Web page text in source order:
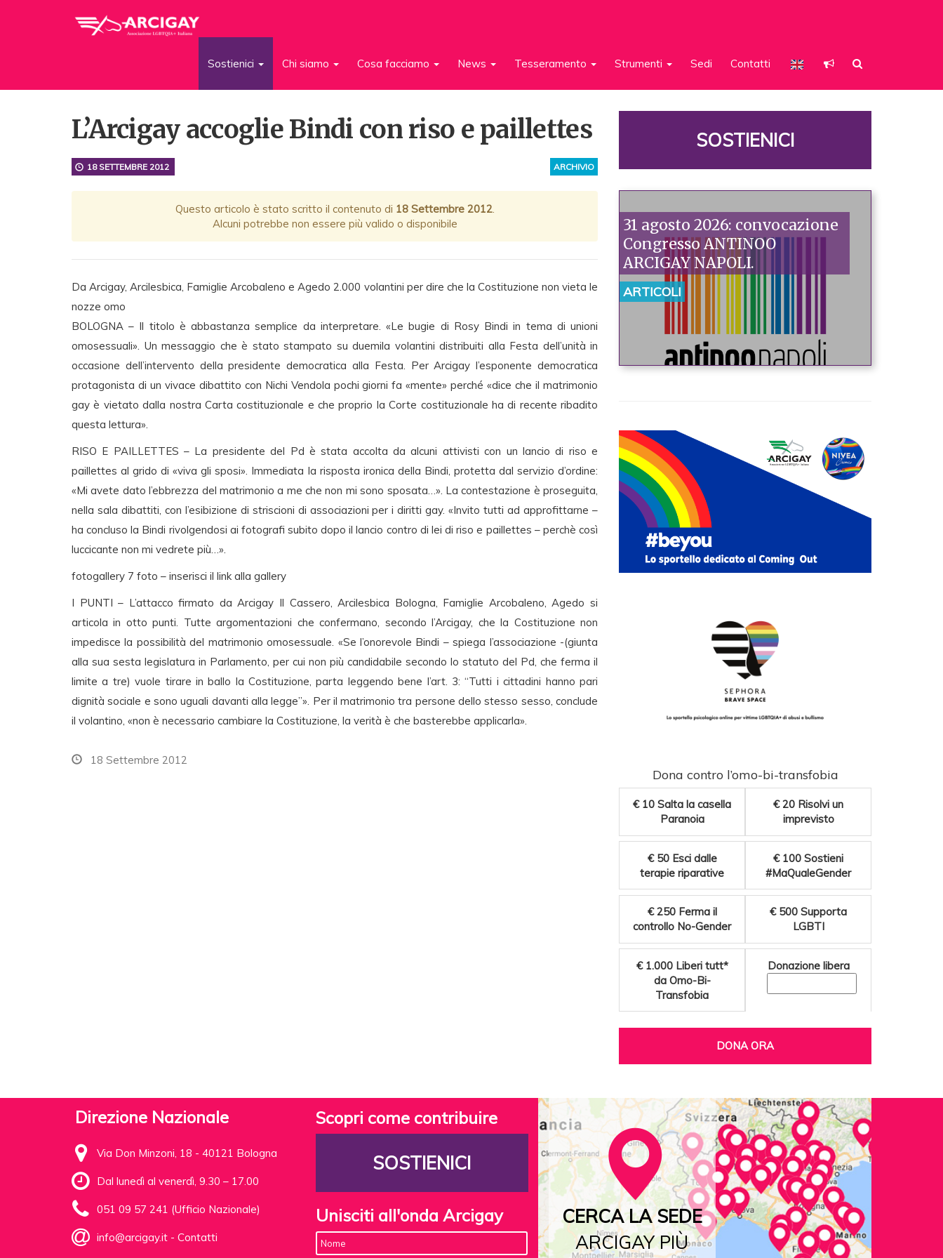
Sostienici Chi siamo Cosa facciamo News Tesseramento Strumenti Sedi Contatti
L’Arcigay accoglie Bindi con riso e paillettes
ARCHIVIO
18 SETTEMBRE 2012
Questo articolo è stato scritto il contenuto di 18 Settembre 2012.
Alcuni potrebbe non essere più valido o disponibile
Da Arcigay, Arcilesbica, Famiglie Arcobaleno e Agedo 2.000 volantini per dire che la Costituzione non vieta le
nozze omo
BOLOGNA – Il titolo è abbastanza semplice da interpretare. «Le bugie di Rosy Bindi in tema di unioni
omosessuali». Un messaggio che è stato stampato su duemila volantini distribuiti alla Festa dell’unità in
occasione dell’intervento della presidente democratica alla Festa. Per Arcigay l’esponente democratica
protagonista di un vivace dibattito con Nichi Vendola pochi giorni fa «mente» perché «dice che il matrimonio
gay è vietato dalla nostra Carta costituzionale e che proprio la Corte costituzionale ha di recente ribadito
questa lettura».
RISO E PAILLETTES – La presidente del Pd è stata accolta da alcuni attivisti con un lancio di riso e
paillettes al grido di «viva gli sposi». Immediata la risposta ironica della Bindi, protetta dal servizio d’ordine:
«Mi avete dato l’ebbrezza del matrimonio a me che non mi sono sposata…». La contestazione è proseguita,
nella sala dibattiti, con l’esibizione di striscioni di associazioni per i diritti gay. «Invito tutti ad approfittarne –
ha concluso la Bindi rivolgendosi ai fotografi subito dopo il lancio contro di lei di riso e paillettes – perchè così
luccicante non mi vedrete più…».
fotogallery 7 foto – inserisci il link alla gallery
I PUNTI – L’attacco firmato da Arcigay Il Cassero, Arcilesbica Bologna, Famiglie Arcobaleno, Agedo si
articola in otto punti. Tutte argomentazioni che confermano, secondo l’Arcigay, che la Costituzione non
impedisce la possibilità del matrimonio omosessuale. «Se l’onorevole Bindi – spiega l’associazione -(giunta
alla sua sesta legislatura in Parlamento, per cui non più candidabile secondo lo statuto del Pd, che ferma il
limite a tre) vuole tirare in ballo la Costituzione, parta leggendo bene l’art. 3: “Tutti i cittadini hanno pari
dignità sociale e sono uguali davanti alla legge”». Per il matrimonio tra persone dello stesso sesso, conclude
il volantino, «non è necessario cambiare la Costituzione, la verità è che basterebbe applicarla».
18 Settembre 2012
SOSTIENICI
31 agosto 2026: convocazione
Congresso ANTINOO
ARCIGAY NAPOLI.
ARTICOLI
Dona contro l’omo-bi-transfobia
€ 10 Salta la casella
Paranoia
€ 20 Risolvi un
imprevisto
€ 50 Esci dalle
terapie riparative
€ 100 Sostieni
#MaQualeGender
€ 250 Ferma il
controllo No-Gender
€ 500 Supporta
LGBTI
€ 1.000 Liberi tutt*
da Omo-Bi-
Transfobia
Donazione libera
DONA ORA
Direzione Nazionale
Via Don Minzoni, 18 - 40121 Bologna
Dal lunedì al venerdì, 9.30 – 17.00
051 09 57 241 (Ufficio Nazionale)
info@arcigay.it - Contatti
Scopri come contribuire
SOSTIENICI
Unisciti all'onda Arcigay
CERCA LA SEDE
ARCIGAY PIÙ